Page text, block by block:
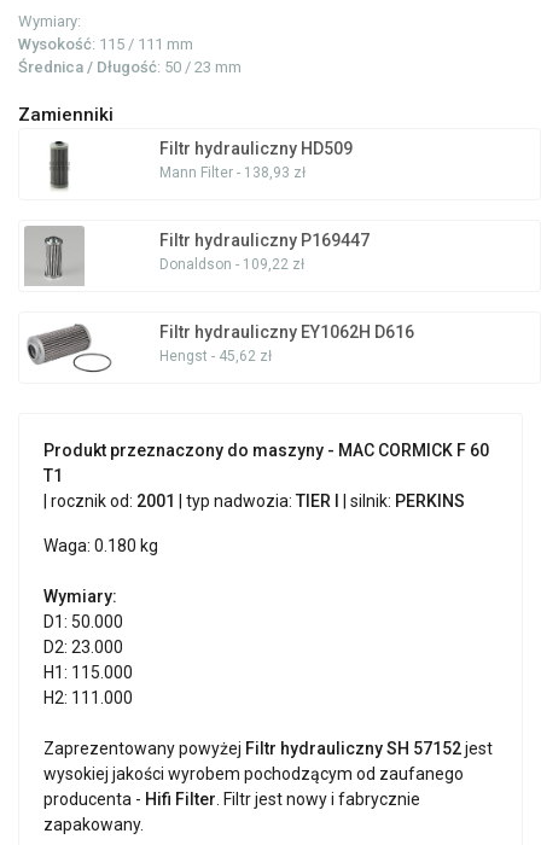
Wymiary:
Wysokość: 115 / 111 mm
Średnica / Długość: 50 / 23 mm
Zamienniki
Filtr hydrauliczny HD509
Mann Filter - 138,93 zł
Filtr hydrauliczny P169447
Donaldson - 109,22 zł
Filtr hydrauliczny EY1062H D616
Hengst - 45,62 zł
Produkt przeznaczony do maszyny - MAC CORMICK F 60
T1
| rocznik od: 2001 | typ nadwozia: TIER I | silnik: PERKINS
Waga: 0.180 kg
Wymiary:
D1: 50.000
D2: 23.000
H1: 115.000
H2: 111.000
Zaprezentowany powyżej Filtr hydrauliczny SH 57152jest
wysokiej jakości wyrobem pochodzącym od zaufanego
producenta - Hifi Filter . Filtr jest nowy i fabrycznie
zapakowany.